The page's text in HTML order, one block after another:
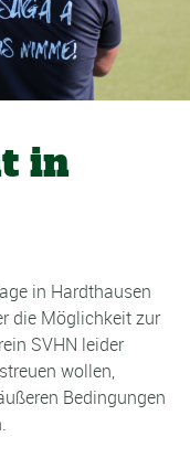
in
in Hardthausen
die Möglichkeit zur
SVHN leider
wollen,
Bedingungen